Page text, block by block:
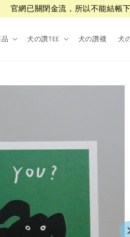
官網已關閉金流，所以不能結帳
犬の讚TEE 犬の讚襪 犬